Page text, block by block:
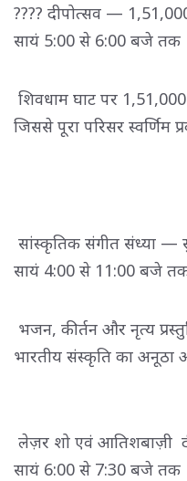
???? दीपोत्सव —
सायं 5:00 से 6:00 बजे तक
शिवधाम घाट पर
जिससे पूरा परिसर स्वर्णिम
सांस्कृतिक संगीत संध्या —
सायं 4:00 से 11:00 बजे
भजन, कीर्तन और नृत्य
भारतीय संस्कृति का अनूठा
लेज़र शो एवं आतिशबाज़ी
सायं 6:00 से 7:30 बजे तक